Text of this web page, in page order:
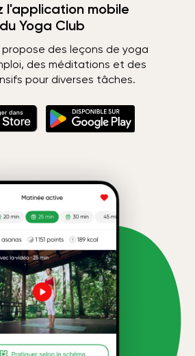
l'application mobile
du Yoga Club
des leçons de yoga
des méditations et des
pour diverses tâches.